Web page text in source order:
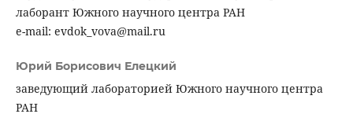
лаборант Южного научного центра РАН
e-mail: evdok_vova@mail.ru
Юрий Борисович Елецкий
заведующий лабораторией Южного научного центра
РАН